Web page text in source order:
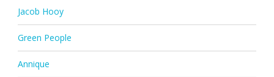
Jacob Hooy
Green People
Annique